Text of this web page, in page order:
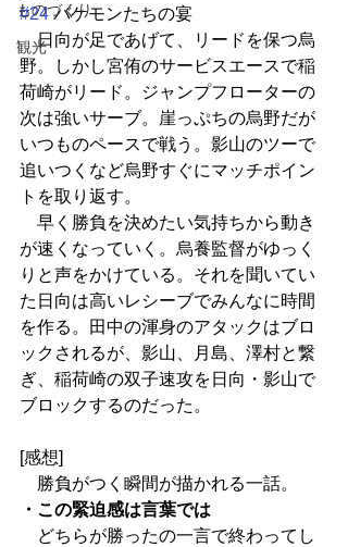
ものづくり
観光
#24 バケモンたちの宴
日向が足であげて、リードを保つ烏
野。しかし宮侑のサービスエースで稲
荷崎がリード。ジャンプフローターの
次は強いサーブ。崖っぷちの烏野だが
いつものペースで戦う。影山のツーで
追いつくなど烏野すぐにマッチポイン
トを取り返す。
早く勝負を決めたい気持ちから動き
が速くなっていく。烏養監督がゆっく
りと声をかけている。それを聞いてい
た日向は高いレシーブでみんなに時間
を作る。田中の渾身のアタックはブロ
ックされるが、影山、月島、澤村と繋
ぎ、稲荷崎の双子速攻を日向・影山で
ブロックするのだった。
[感想]
勝負がつく瞬間が描かれる一話。
・この緊迫感は言葉では
どちらが勝ったの一言で終わってし